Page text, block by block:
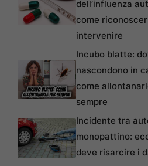
dell’influenza
come
intervenire
Incubo blatte:
nascondono in
come
sempre
Incidente tra
monopattino:
deve risarcire i